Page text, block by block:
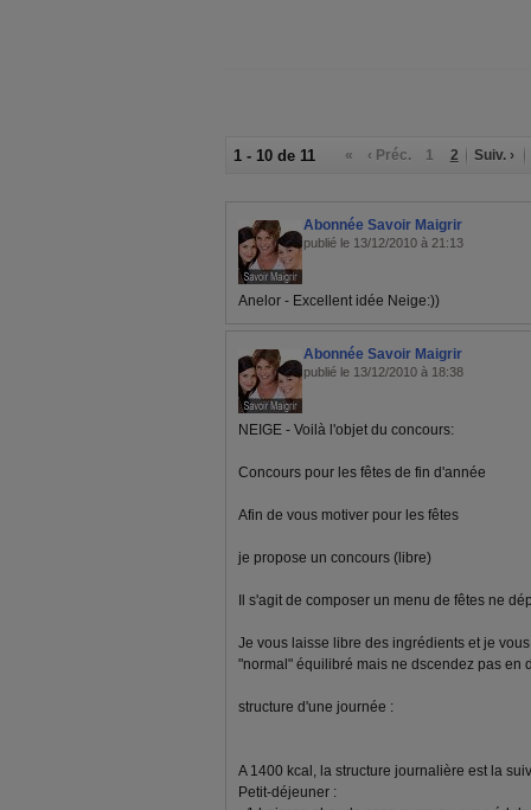
1 - 10 de 11 « ‹ Préc. 1 2 Suiv. ›
Abonnée Savoir Maigrir
publié le 13/12/2010 à 21:13
Anelor - Excellent idée Neige:))
Abonnée Savoir Maigrir
publié le 13/12/2010 à 18:38
NEIGE - Voilà l'objet du concours:
Concours pour les fêtes de fin d'année
Afin de vous motiver pour les fêtes
je propose un concours (libre)
Il s'agit de composer un menu de fêtes ne
Je vous laisse libre des ingrédients et je
"normal" équilibré mais ne dscendez pas en
structure d'une journée :
A 1400 kcal, la structure journalière est la
Petit-déjeuner :